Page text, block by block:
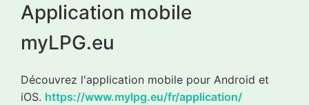
Application mobile
myLPG.eu
Découvrez l'application mobile pour Android et
iOS. https://www.mylpg.eu/fr/application/